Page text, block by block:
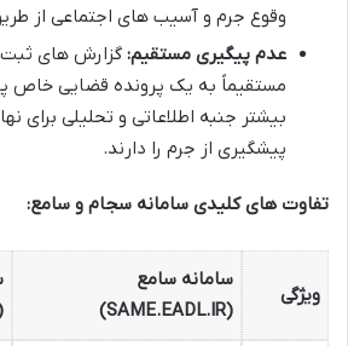
وقوع جرم و آسیب های اجتماعی از
عدم پیگیری مستقیم: گزارش های
مستقیماً به یک پرونده قضایی خاص
بیشتر جنبه اطلاعاتی و تحلیلی برای
پیشگیری از جرم را دارند.
تفاوت های کلیدی سامانه سجام و سامع:
ویژگی
سامانه سامع
(SAME.EADL.IR)